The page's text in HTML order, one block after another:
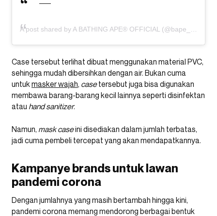
A post shared by A BATHING APE® OFFICIAL (@bape_japan)
Case tersebut terlihat dibuat menggunakan material PVC,
sehingga mudah dibersihkan dengan air. Bukan cuma
untuk masker wajah, casetersebut juga bisa digunakan
membawa barang-barang kecil lainnya seperti disinfektan
atau hand sanitizer.
Namun, mask caseini disediakan dalam jumlah terbatas,
jadi cuma pembeli tercepat yang akan mendapatkannya.
Kampanye brands untuk lawan
pandemi corona
Dengan jumlahnya yang masih bertambah hingga kini,
pandemi corona memang mendorong berbagai bentuk